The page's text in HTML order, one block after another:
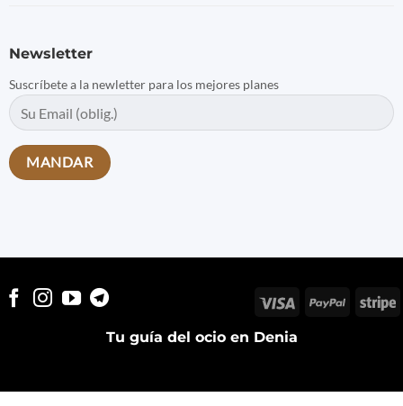
Newsletter
Suscríbete a la newletter para los mejores planes
Tu guía del ocio en Denia
Visa PayPal